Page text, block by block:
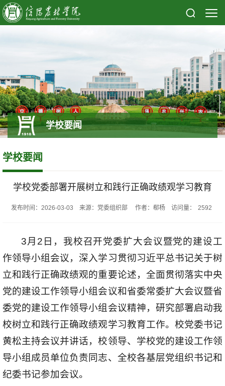
学校要闻
学校要闻
学校党委部署开展树立和践行正确政绩观学习教育
发布时间：2026-03-03 来源：党委组织部 作者：郗杨 访问量： 2592
3月2日，我校召开党委扩大会议暨党的建设工
作领导小组会议，深入学习贯彻习近平总书记关于树
立和践行正确政绩观的重要论述，全面贯彻落实中央
党的建设工作领导小组会议和省委常委扩大会议暨省
委党的建设工作领导小组会议精神，研究部署启动我
校树立和践行正确政绩观学习教育工作。校党委书记
黄松主持会议并讲话，校领导、学校党的建设工作领
导小组成员单位负责同志、全校各基层党组织书记和
纪委书记参加会议。